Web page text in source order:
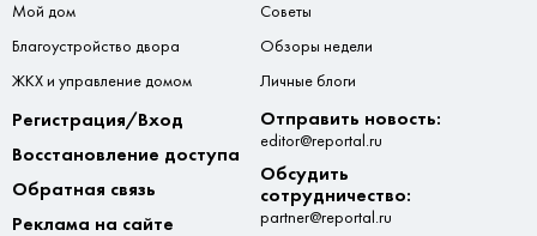
Мой дом
Благоустройство двора
ЖКХ и управление домом
Советы
Обзоры недели
Личные блоги
Регистрация/Вход
Восстановление доступа
Обратная связь
Реклама на сайте
Отправить новость:
editor@reportal.ru
Обсудить
сотрудничество:
partner@reportal.ru